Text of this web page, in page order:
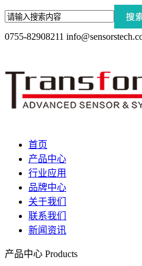
0755-82908211
首页
产品中心
行业应用
品牌中心
关于我们
联系我们
新闻资讯
产品中心 Products